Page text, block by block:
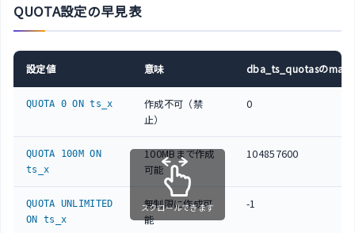
QUOTA設定の早見表
設定値 意味 dba_ts_quotasの
QUOTA 0 ON ts_x
作成不可（禁
止）
0
QUOTA 100M ON
ts_x
100MBまで作成
可能
104857600
QUOTA UNLIMITED
ON ts_x
無制限に作成可
能
-1
スクロールできます